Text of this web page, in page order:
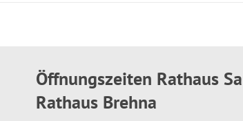
Öffnungszeiten Rathaus
Rathaus Brehna